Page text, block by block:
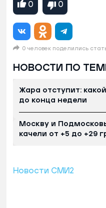
0 0
0 человек поделились
НОВОСТИ ПО
Жара отступит:
до конца недели
Москву и
качели от +5 до +29
Новости СМИ2